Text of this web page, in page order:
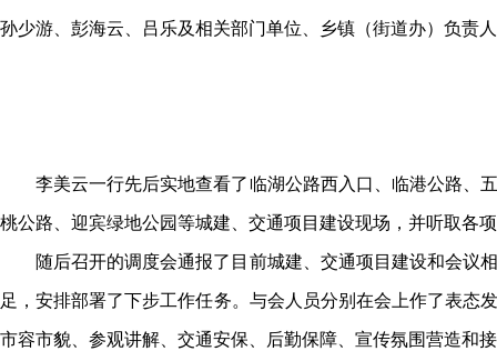
孙少游、彭海云、吕乐及相关部门单位、乡镇（街道办）负责
李美云一行先后实地查看了临湖公路西入口、临港公路、
桃公路、迎宾绿地公园等城建、交通项目建设现场 ， 并听取各
随后召开的调度会通报了目前城建、交通项目建设和会议
足，安排部署了下步工作任务。 与会人员分别在会上作了表态
市容市貌、参观讲解、交通安保、后勤保障、宣传氛围营造和